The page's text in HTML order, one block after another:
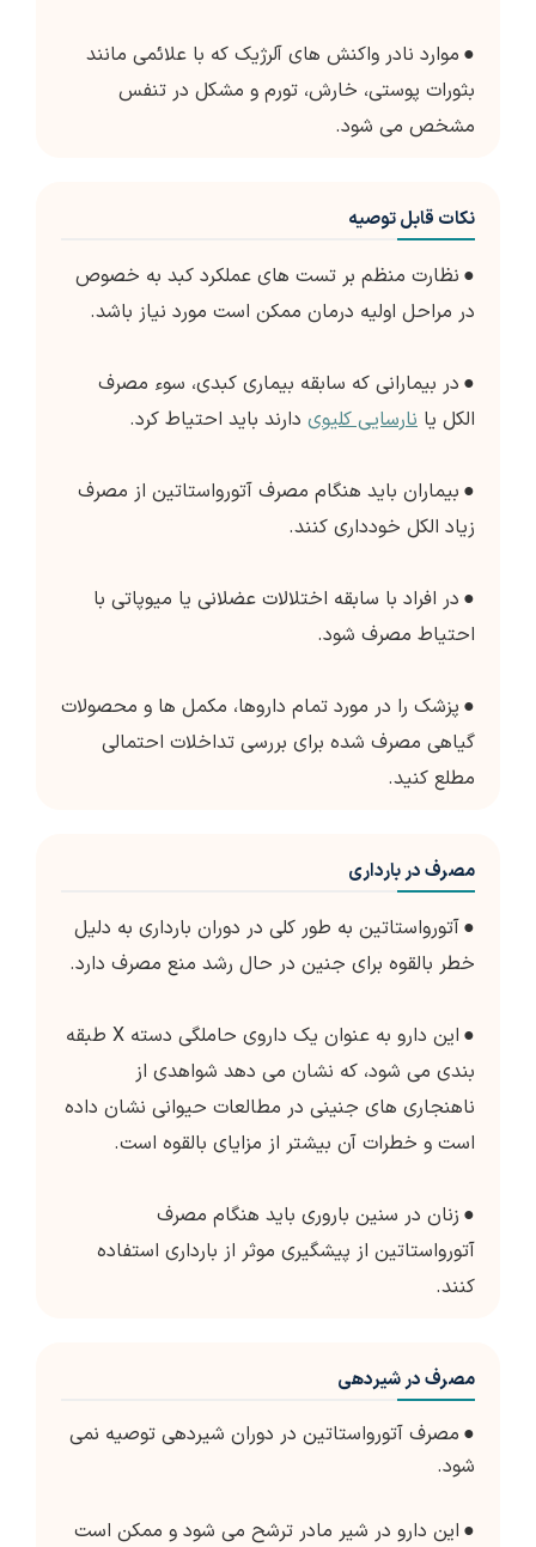
● موارد نادر واکنش های آلرژیک که با علائمی مانند
بثورات پوستی، خارش، تورم و مشکل در تنفس
مشخص می شود.
نکات قابل توصیه
● نظارت منظم بر تست های عملکرد کبد به خصوص
در مراحل اولیه درمان ممکن است مورد نیاز باشد.
● در بیمارانی که سابقه بیماری کبدی، سوء مصرف
الکل یا نارسایی کلیوی دارند باید احتیاط کرد.
● بیماران باید هنگام مصرف آتورواستاتین از مصرف
زیاد الکل خودداری کنند.
● در افراد با سابقه اختلالات عضلانی یا میوپاتی با
احتیاط مصرف شود.
● پزشک را در مورد تمام داروها، مکمل ها و محصولات
گیاهی مصرف شده برای بررسی تداخلات احتمالی
مطلع کنید.
مصرف در بارداری
●آتورواستاتین به طور کلی در دوران بارداری به دلیل
خطر بالقوه برای جنین در حال رشد منع مصرف دارد.
●
این دارو به عنوان یک داروی حاملگی دسته X طبقه
بندی می شود، که نشان می دهد شواهدی از
ناهنجاری های جنینی در مطالعات حیوانی نشان داده
است و خطرات آن بیشتر از مزایای بالقوه است.
● زنان در سنین باروری باید هنگام مصرف
آتورواستاتین از پیشگیری موثر از بارداری استفاده
کنند.
مصرف در شیردهی
● مصرف آتورواستاتین در دوران شیردهی توصیه نمی
شود.
● این دارو در شیر مادر ترشح می شود و ممکن است